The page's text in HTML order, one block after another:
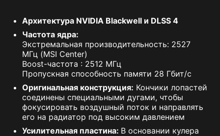
Архитектура NVIDIA Blackwell и DLSS 4
Частота ядра:
Экстремальная производительность: 2527
МГц (MSI Center)
Boost-частота : 2512 МГц
Пропускная способность памяти 28 Гбит/с
Оригинальная конструкция: Кончики лопастей
соединены специальными дугами, чтобы
фокусировать воздушный поток и направлять
его на радиатор под высоким давлением
Усилительная пластина: В основании кулера